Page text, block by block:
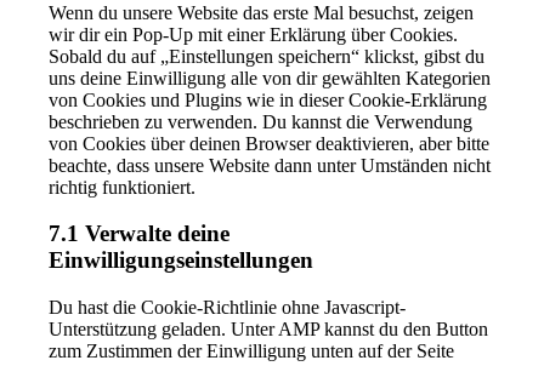
sonstiges
Wenn du unsere Website das erste Mal besuchst, zeigen
wir dir ein Pop-Up mit einer Erklärung über Cookies.
Sobald du auf „Einstellungen speichern“ klickst, gibst du
uns deine Einwilligung alle von dir gewählten Kategorien
von Cookies und Plugins wie in dieser Cookie-Erklärung
beschrieben zu verwenden. Du kannst die Verwendung
von Cookies über deinen Browser deaktivieren, aber bitte
beachte, dass unsere Website dann unter Umständen nicht
richtig funktioniert.
7.1 Verwalte deine
Einwilligungseinstellungen
Du hast die Cookie-Richtlinie ohne Javascript-
Unterstützung geladen. Unter AMP kannst du den Button
zum Zustimmen der Einwilligung unten auf der Seite